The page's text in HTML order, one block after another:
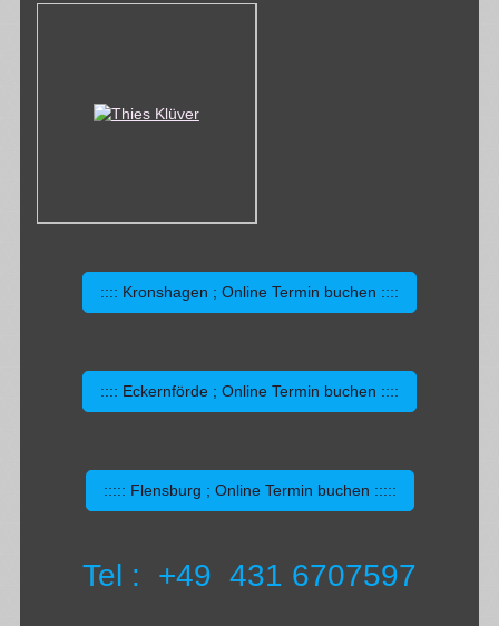
:::: Kronshagen ; Online Termin buchen ::::
:::: Eckernförde ; Online Termin buchen ::::
::::: Flensburg ; Online Termin buchen :::::
Tel : +49 431 6707597